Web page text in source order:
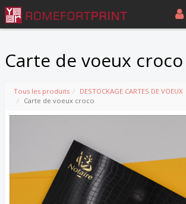
Carte de voeux croco
Tous les produits
DESTOCKAGE CARTES DE VOEUX
Carte de voeux croco